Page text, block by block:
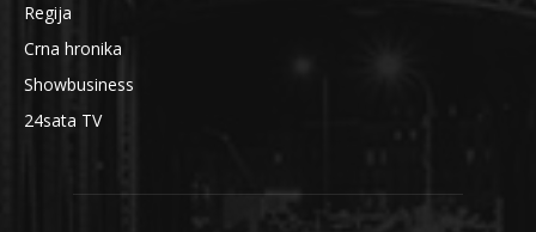
Regija
Crna hronika
Showbusiness
24sata TV